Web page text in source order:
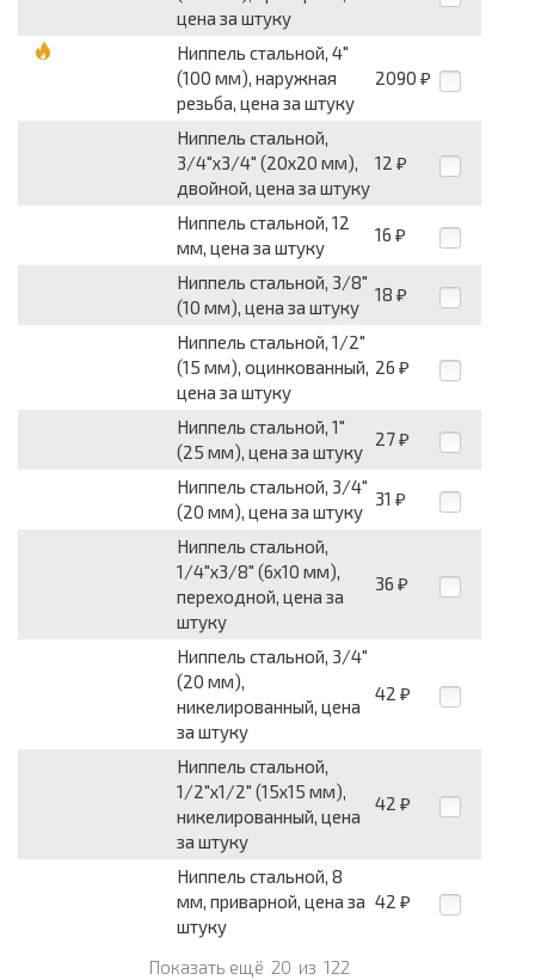
цена за штуку
Ниппель стальной, 4"
(100 мм), наружная
резьба, цена за штуку
2090 ₽
Ниппель стальной,
3/4"х3/4" (20х20 мм),
двойной, цена за штуку
12 ₽
Ниппель стальной, 12
мм, цена за штуку
16 ₽
Ниппель стальной, 3/8"
(10 мм), цена за штуку
18 ₽
Ниппель стальной, 1/2"
(15 мм), оцинкованный,
цена за штуку
26 ₽
Ниппель стальной, 1"
(25 мм), цена за штуку
27 ₽
Ниппель стальной, 3/4"
(20 мм), цена за штуку
31 ₽
Ниппель стальной,
1/4"х3/8" (6х10 мм),
переходной, цена за
штуку
36 ₽
Ниппель стальной, 3/4"
(20 мм),
никелированный, цена
за штуку
42 ₽
Ниппель стальной,
1/2"х1/2" (15х15 мм),
никелированный, цена
за штуку
42 ₽
Ниппель стальной, 8
мм, приварной, цена за
штуку
42 ₽
Показать ещё 20 из 122